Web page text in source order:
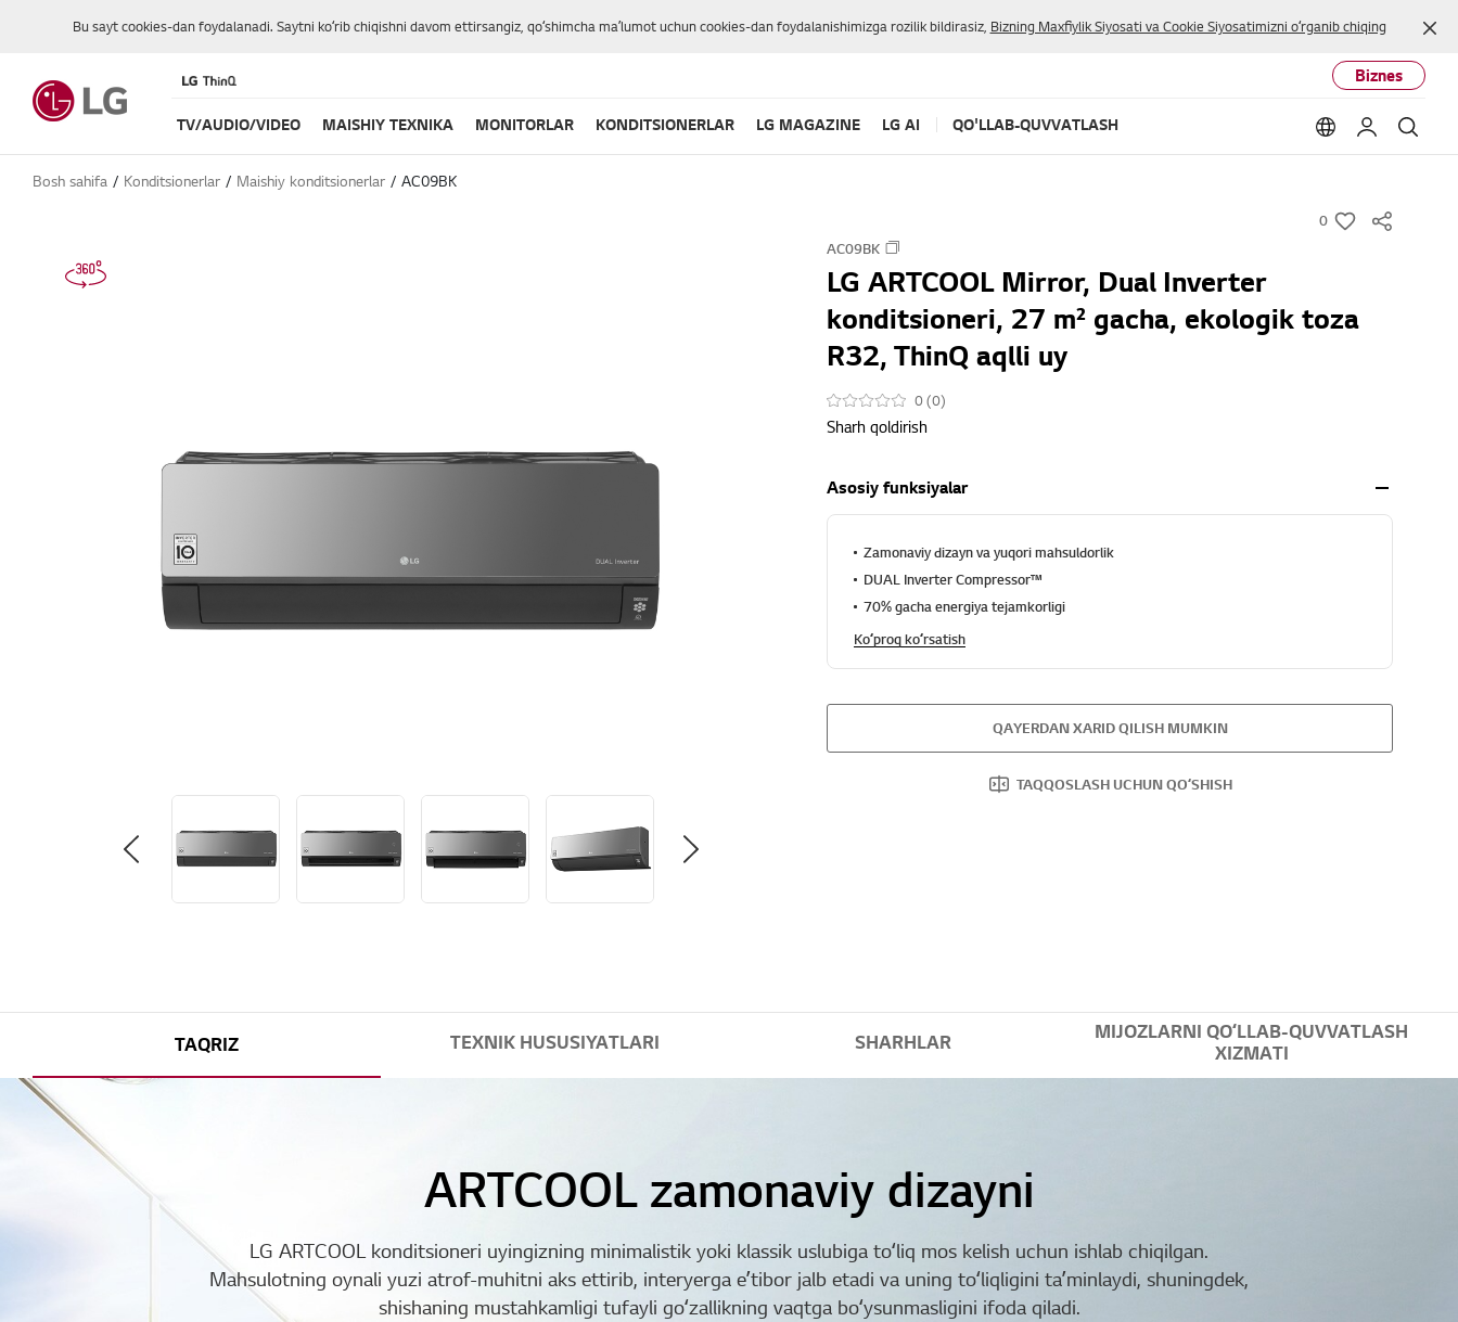
Bu sayt cookies-dan foydalanadi. Saytni koʻrib chiqishni davom ettirsangiz, qoʻshimcha maʼlumot uchun cookies-dan foydalanishimizga rozilik bildirasiz, Bizning Maxfiylik Siyosati va Cookie Siyosatimizni oʻrganib chiqing
Biznes
TV/AUDIO/VIDEO MAISHIY TEXNIKA MONITORLAR KONDITSIONERLAR LG MAGAZINE LG AI QO'LLAB-QUVVATLASH LanguageMening LG
Bosh sahifa Konditsionerlar Maishiy konditsionerlar AC09BK
0
w
h
AC09BK
LG ARTCOOL Mirror, Dual Inverter
konditsioneri, 27 m² gacha, ekologik toza
R32, ThinQ aqlli uy
0 (0)
Sharh qoldirish
Asosiy funksiyalar
Zamonaviy dizayn va yuqori mahsuldorlik
DUAL Inverter Compressor™
70% gacha energiya tejamkorligi
Koʻproq koʻrsatish
QAYERDAN XARID QILISH MUMKIN
TAQQOSLASH UCHUN QOʻSHISH
TAQRIZ TEXNIK HUSUSIYATLARI SHARHLAR
MIJOZLARNI QOʻLLAB-QUVVATLASH
XIZMATI
ARTCOOL zamonaviy dizayni
LG ARTCOOL konditsioneri uyingizning minimalistik yoki klassik uslubiga toʻliq mos kelish uchun ishlab chiqilgan.
Mahsulotning oynali yuzi atrof-muhitni aks ettirib, interyerga eʼtibor jalb etadi va uning toʻliqligini taʼminlaydi, shuningdek,
shishaning mustahkamligi tufayli goʻzallikning vaqtga boʻysunmasligini ifoda qiladi.